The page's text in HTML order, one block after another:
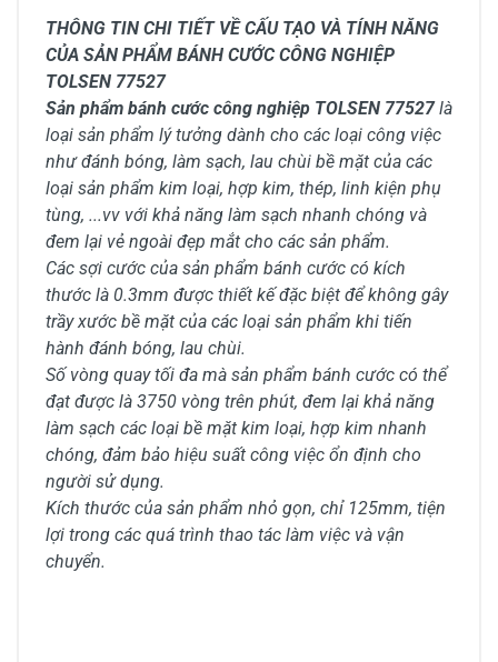
THÔNG TIN CHI TIẾT VỀ CẤU TẠO VÀ TÍNH NĂNG
CỦA SẢN PHẨM BÁNH CƯỚC CÔNG NGHIỆP
TOLSEN 77527
Sản phẩm bánh cước công nghiệp TOLSEN 77527là
loại sản phẩm lý tưởng dành cho các loại công việc
như đánh bóng, làm sạch, lau chùi bề mặt của các
loại sản phẩm kim loại, hợp kim, thép, linh kiện phụ
tùng, ...vv với khả năng làm sạch nhanh chóng và
đem lại vẻ ngoài đẹp mắt cho các sản phẩm.
Các sợi cước của sản phẩm bánh cước có kích
thước là 0.3mm được thiết kế đặc biệt để không gây
trầy xước bề mặt của các loại sản phẩm khi tiến
hành đánh bóng, lau chùi.
Số vòng quay tối đa mà sản phẩm bánh cước có thể
đạt được là 3750 vòng trên phút, đem lại khả năng
làm sạch các loại bề mặt kim loại, hợp kim nhanh
chóng, đảm bảo hiệu suất công việc ổn định cho
người sử dụng.
Kích thước của sản phẩm nhỏ gọn, chỉ 125mm, tiện
lợi trong các quá trình thao tác làm việc và vận
chuyển.